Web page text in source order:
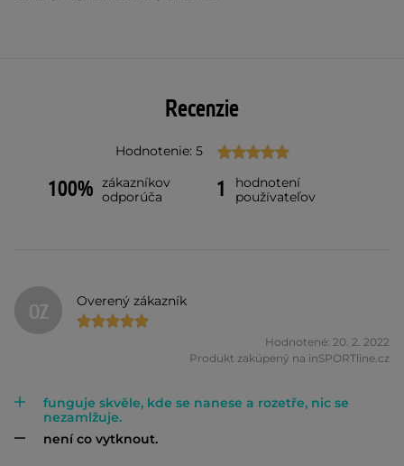
Recenzie
Hodnotenie: 5
100% zákazníkov
odporúča
1
hodnotení
používateľov
OZ Overený zákazník
Hodnotené: 20. 2. 2022
Produkt zakúpený na inSPORTline.cz
funguje skvěle, kde se nanese a rozetře, nic se
nezamlžuje.
není co vytknout.